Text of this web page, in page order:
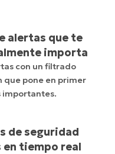
alertas que te
importa
con un filtrado
que pone en primer
importantes.
de seguridad
tiempo real